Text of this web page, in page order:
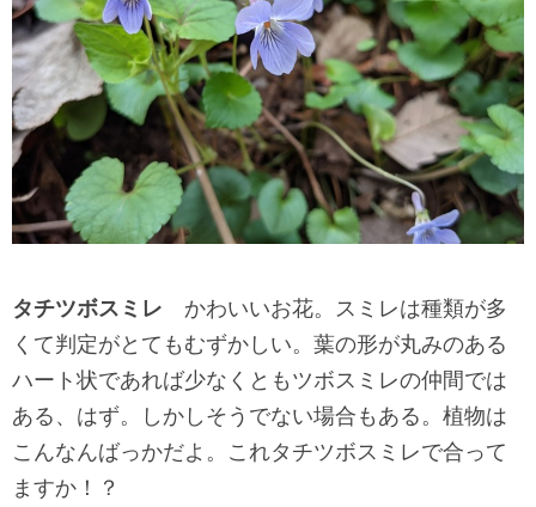
タチツボスミレ かわいいお花。スミレは種類が多
くて判定がとてもむずかしい。葉の形が丸みのある
ハート状であれば少なくともツボスミレの仲間では
ある、はず。しかしそうでない場合もある。植物は
こんなんばっかだよ。これタチツボスミレで合って
ますか！？